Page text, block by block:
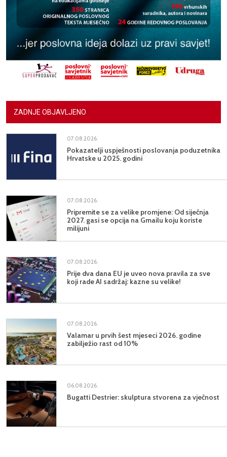
ZADNJE OBJAVLJENO
07.08.2026.
Pokazatelji uspješnosti poslovanja poduzetnika
Hrvatske u 2025. godini
07.08.2026.
Pripremite se za velike promjene: Od siječnja
2027. gasi se opcija na Gmailu koju koriste
milijuni
07.08.2026.
Prije dva dana EU je uveo nova pravila za sve
koji rade AI sadržaj: kazne su velike!
07.08.2026.
Valamar u prvih šest mjeseci 2026. godine
zabilježio rast od 10%
06.08.2026.
Bugatti Destrier: skulptura stvorena za vječnost